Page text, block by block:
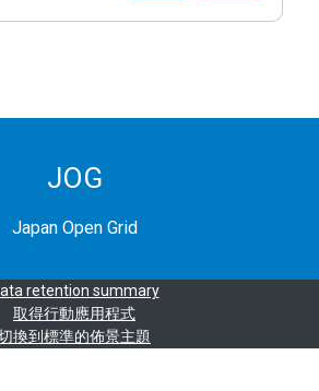
JOG
Japan Open Grid
retention summary
取得行動應用程式
換到標準的佈景主題